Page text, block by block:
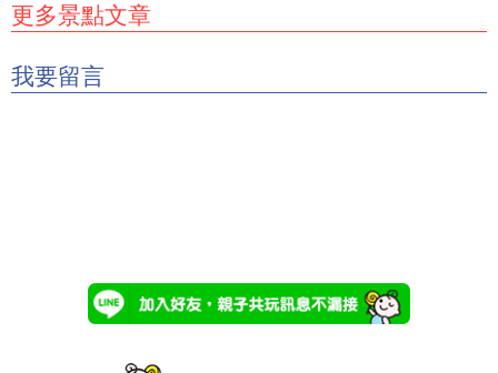
更多景點文章
我要留言